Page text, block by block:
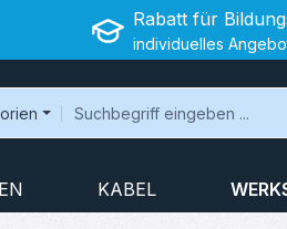
Rabatt für
individuelles
KABEL